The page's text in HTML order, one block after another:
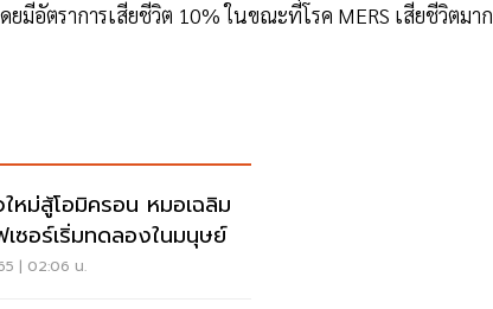
ยมีอัตราการเสียชีวิต 10% ในขณะที่โรค MERS เสียชีวิตมาก
หม่สู้โอมิครอน หมอเฉลิม
เซอร์เริ่มทดลองในมนุษย์
| 02:06 น.